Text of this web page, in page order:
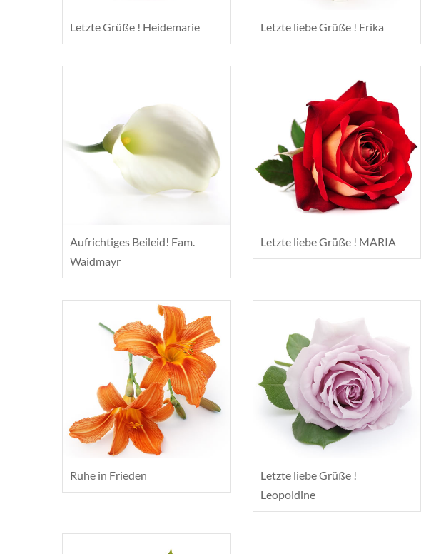
Letzte Grüße ! Heidemarie Letzte liebe Grüße ! Erika
Aufrichtiges Beileid! Fam.
Waidmayr
Letzte liebe Grüße ! MARIA
Ruhe in Frieden
Letzte liebe Grüße !
Leopoldine